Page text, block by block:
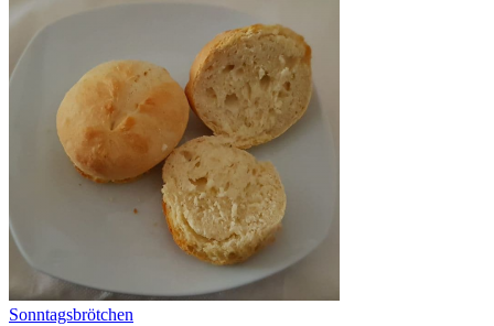
Sonntagsbrötchen